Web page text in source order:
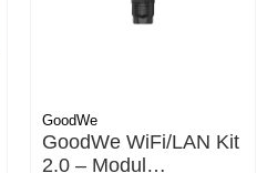
GoodWe
GoodWe WiFi/LAN Kit
2.0 – Modul